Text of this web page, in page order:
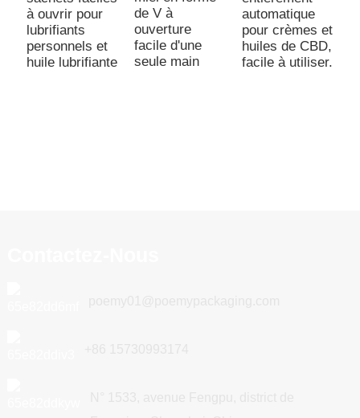
à ouvrir pour
lubrifiants
personnels et
huile lubrifiante
de V à
ouverture
facile d'une
seule main
automatique
pour crèmes et
huiles de CBD,
facile à utiliser.